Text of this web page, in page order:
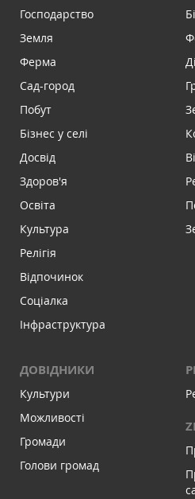
Господарство
Земля
Ферма
Сад-город
Побут
Бізнес у селі
Досвід
Здоров'я
Освіта
Культура
Релігія
Відпочинок
Соціалка
Інфраструктура
ДОВІДНИКИ
Культури
Можливості
Громади
Голови громад